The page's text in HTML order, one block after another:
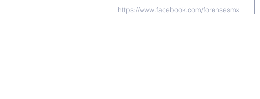
https://www.facebook.com/forensesmx